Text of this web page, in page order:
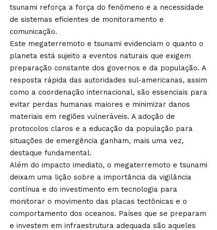
tsunami reforça a força do fenômeno e a necessidade
de sistemas eficientes de monitoramento e
comunicação.
Este megaterremoto e tsunami evidenciam o quanto o
planeta está sujeito a eventos naturais que exigem
preparação constante dos governos e da população. A
resposta rápida das autoridades sul-americanas, assim
como a coordenação internacional, são essenciais para
evitar perdas humanas maiores e minimizar danos
materiais em regiões vulneráveis. A adoção de
protocolos claros e a educação da população para
situações de emergência ganham, mais uma vez,
destaque fundamental.
Além do impacto imediato, o megaterremoto e tsunami
deixam uma lição sobre a importância da vigilância
contínua e do investimento em tecnologia para
monitorar o movimento das placas tectônicas e o
comportamento dos oceanos. Países que se preparam
e investem em infraestrutura adequada são aqueles